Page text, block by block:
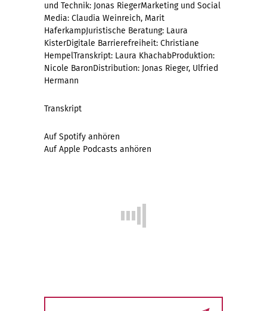
und Technik: Jonas RiegerMarketing und Social
Media: Claudia Weinreich, Marit
HaferkampJuristische Beratung: Laura
KisterDigitale Barrierefreiheit: Christiane
HempelTranskript: Laura KhachabProduktion:
Nicole BaronDistribution: Jonas Rieger, Ulfried
Hermann
Transkript
Auf Spotify anhören
Auf Apple Podcasts anhören